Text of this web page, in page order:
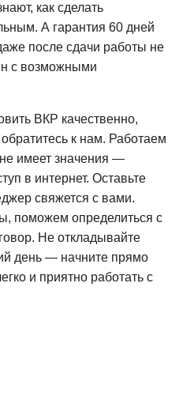
как сделать
А гарантия 60 дней
после сдачи работы не
с возможными
ВКР качественно,
к нам. Работаем
имеет значения —
в интернет. Оставьте
свяжется с вами.
поможем определиться с
Не откладывайте
день — начните прямо
и приятно работать с